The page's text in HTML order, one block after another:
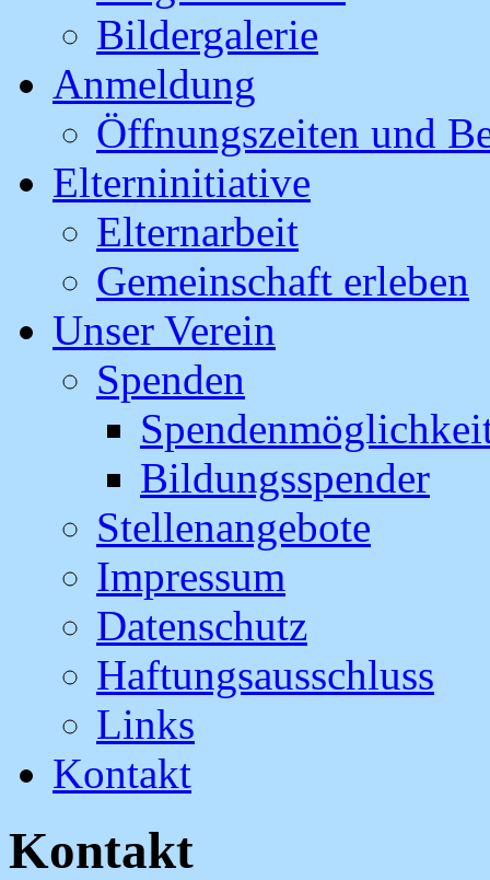
Bildergalerie
Anmeldung
Öffnungszeiten und
Elterninitiative
Elternarbeit
Gemeinschaft erleben
Unser Verein
Spenden
Bildungsspender
Stellenangebote
Impressum
Datenschutz
Haftungsausschluss
Links
Kontakt
Kontakt